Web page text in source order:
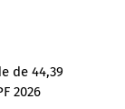
de 44,39
2026